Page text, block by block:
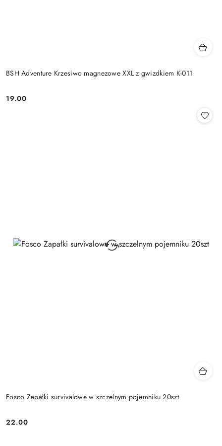
BSH Adventure Krzesiwo magnezowe XXL z gwizdkiem K-011
Cena:
19.00
Fosco Zapałki survivalowe w szczelnym pojemniku 20szt
Cena:
22.00